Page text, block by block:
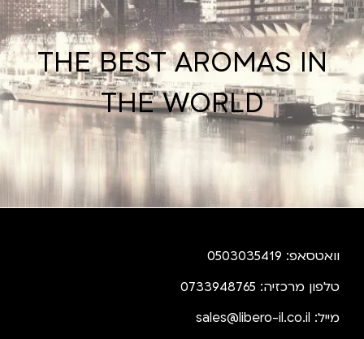
THE BEST AROMAS IN
THE WORLD
וואטסאפ: 0503035419
טלפון מרכזיה: 0733948765
מייל: sales@libero-il.co.il